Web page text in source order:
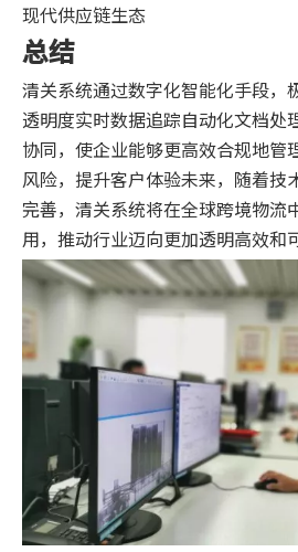
现代供应链生态
总结
清关系统通过数字化智能化手段，
透明度实时数据追踪自动化文档处
协同，使企业能够更高效合规地管
风险，提升客户体验未来，随着技
完善，清关系统将在全球跨境物流
用，推动行业迈向更加透明高效和